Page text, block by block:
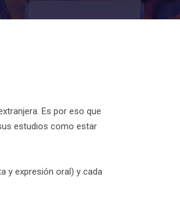
Es por eso que
estudios como estar
y expresión oral) y cada